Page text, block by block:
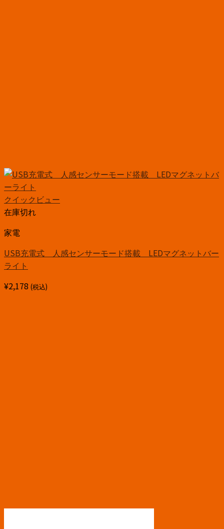
クイックビュー
在庫切れ
家電
USB充電式 人感センサーモード搭載 LEDマグネットバー
ライト
¥2,178 (税込)